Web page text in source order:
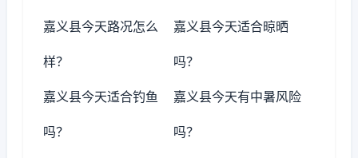
嘉义县今天路况怎么
样？
嘉义县今天适合晾晒
吗？
嘉义县今天适合钓鱼
吗？
嘉义县今天有中暑风险
吗？